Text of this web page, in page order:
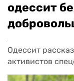
одессит
Одессит
активистов